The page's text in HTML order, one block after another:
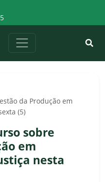
da Produção em
(5)
sobre
em
nesta